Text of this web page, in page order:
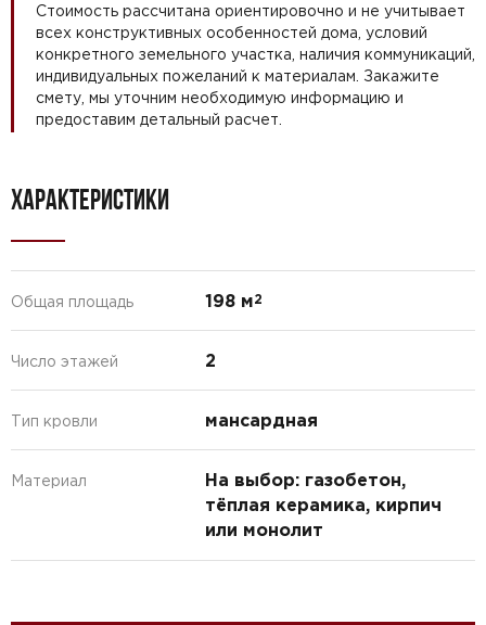
Стоимость рассчитана ориентировочно и не учитывает
всех конструктивных особенностей дома, условий
конкретного земельного участка, наличия коммуникаций,
индивидуальных пожеланий к материалам. Закажите
смету, мы уточним необходимую информацию и
предоставим детальный расчет.
ХАРАКТЕРИСТИКИ
Общая площадь 198 м2
Число этажей 2
Тип кровли мансардная
Материал
На выбор: газобетон,
тёплая керамика, кирпич
или монолит